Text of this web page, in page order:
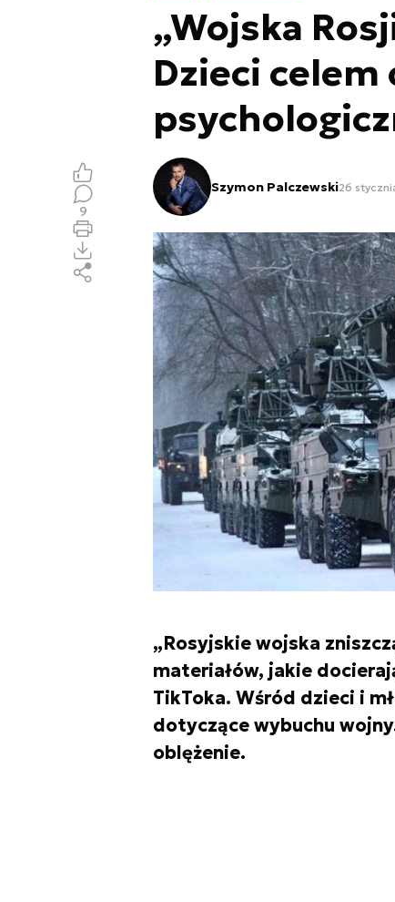
„Wojska
Dzieci celem
Szymon Palczewski26
„Rosyjskie wojska
materiałów, jakie
TikToka. Wśród dzieci i
dotyczące wybuchu
oblężenie.
9